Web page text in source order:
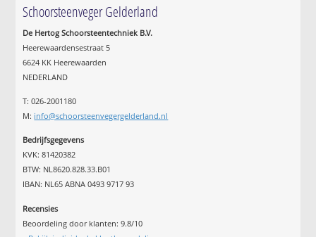
Schoorsteenveger Gelderland
De Hertog Schoorsteentechniek B.V.
Heerewaardensestraat 5
6624 KK Heerewaarden
NEDERLAND
T: 026-2001180
M: info@schoorsteenvegergelderland.nl
Bedrijfsgegevens
KVK: 81420382
BTW: NL8620.828.33.B01
IBAN: NL65 ABNA 0493 9717 93
Recensies
Beoordeling door klanten:9.8/10